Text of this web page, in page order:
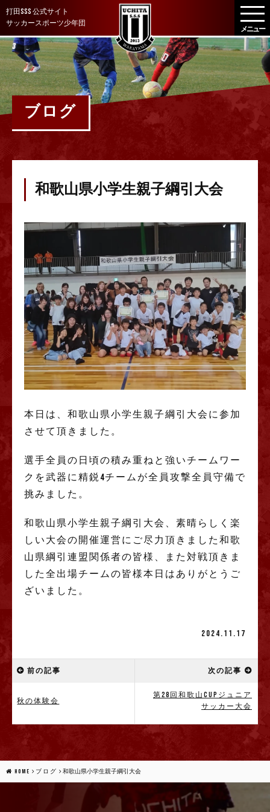
打田SSS 公式サイト
サッカースポーツ少年団
メ
ニ
ュ
ー
を
開
ブログ
和歌山県小学生親子綱引大会
本日は、和歌山県小学生親子綱引大会に参加
させて頂きました。
選手全員の日頃の積み重ねと強いチームワー
クを武器に精鋭4チームが全員攻撃全員守備で
挑みました。
和歌山県小学生親子綱引大会、素晴らしく楽
しい大会の開催運営にご尽力頂きました和歌
山県綱引連盟関係者の皆様、また対戦頂きま
した全出場チームの皆様本日はありがとうご
ざいました。
2024.11.17
前の記事
秋の体験会
次の記事
第28回和歌山CUPジュニア
サッカー大会
HOME ブログ 和歌山県小学生親子綱引大会